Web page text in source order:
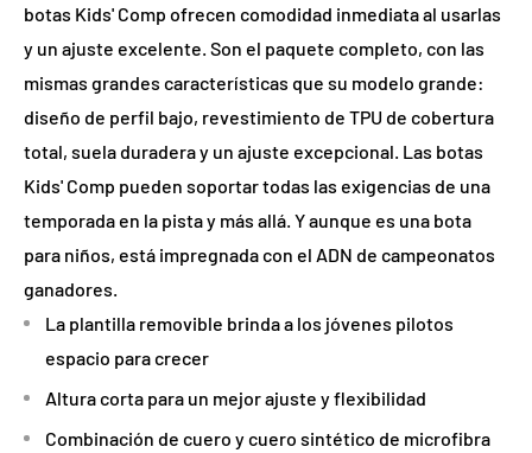
botas Kids' Comp ofrecen comodidad inmediata al usarlas
y un ajuste excelente. Son el paquete completo, con las
mismas grandes características que su modelo grande:
diseño de perfil bajo, revestimiento de TPU de cobertura
total, suela duradera y un ajuste excepcional. Las botas
Kids' Comp pueden soportar todas las exigencias de una
temporada en la pista y más allá. Y aunque es una bota
para niños, está impregnada con el ADN de campeonatos
ganadores.
La plantilla removible brinda a los jóvenes pilotos
espacio para crecer
Altura corta para un mejor ajuste y flexibilidad
Combinación de cuero y cuero sintético de microfibra